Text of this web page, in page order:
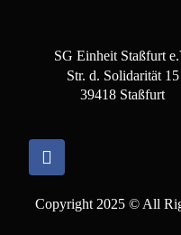
SG Einheit Staßfurt
Str. d. Solidarität 15
39418 Staßfurt
Copyright 2025 © All